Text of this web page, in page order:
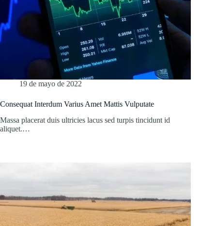
19 de mayo de 2022
Consequat Interdum Varius Amet Mattis Vulputate
Massa placerat duis ultricies lacus sed turpis tincidunt id
aliquet.…